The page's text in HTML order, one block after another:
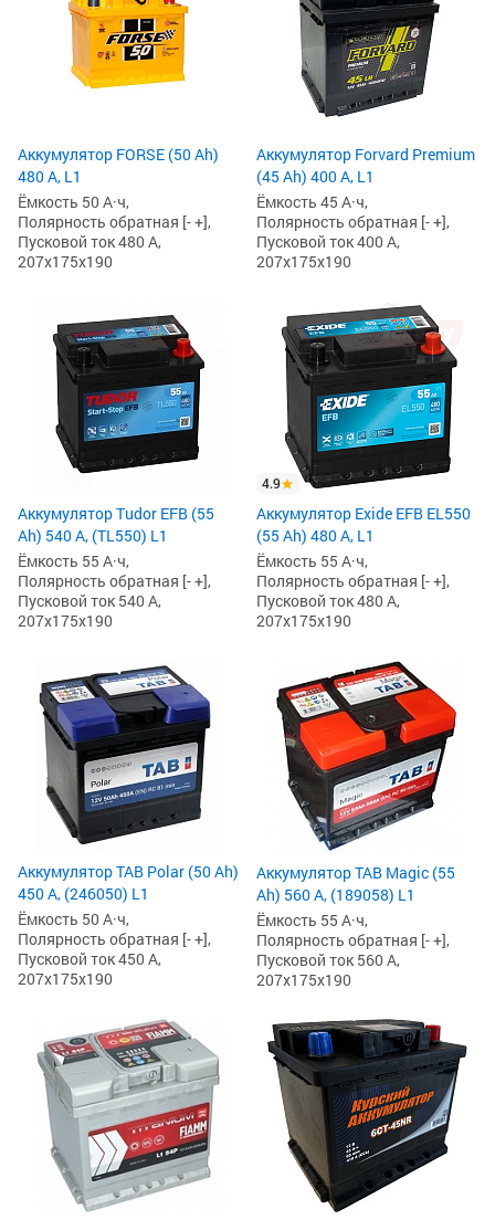
Аккумулятор FORSE (50 Ah)
480 А, L1
Ёмкость 50 А·ч,
Полярность обратная [- +],
Пусковой ток 480 А,
207x175x190
Аккумулятор Forvard Premium
(45 Ah) 400 А, L1
Ёмкость 45 А·ч,
Полярность обратная [- +],
Пусковой ток 400 А,
207x175x190
Аккумулятор Tudor EFB (55
Ah) 540 А, (TL550) L1
Ёмкость 55 А·ч,
Полярность обратная [- +],
Пусковой ток 540 А,
207x175x190
4.9
Аккумулятор Exide EFB EL550
(55 Ah) 480 А, L1
Ёмкость 55 А·ч,
Полярность обратная [- +],
Пусковой ток 480 А,
207x175x190
Аккумулятор TAB Polar (50 Ah)
450 А, (246050) L1
Ёмкость 50 А·ч,
Полярность обратная [- +],
Пусковой ток 450 А,
207x175x190
Аккумулятор TAB Magic (55
Ah) 560 А, (189058) L1
Ёмкость 55 А·ч,
Полярность обратная [- +],
Пусковой ток 560 А,
207x175x190